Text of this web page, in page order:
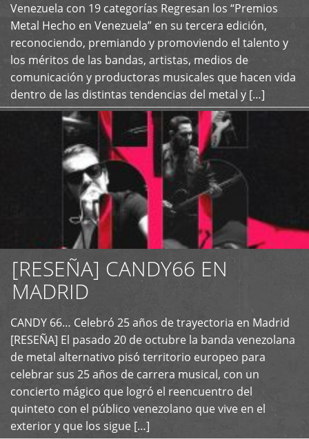
Venezuela con 19 categorías Regresan los “Premios
Metal Hecho en Venezuela” en su tercera edición,
reconociendo, premiando y promoviendo el talento y
los méritos de las bandas, artistas, medios de
comunicación y productoras musicales que hacen vida
dentro de las distintas tendencias del metal y […]
+
[RESEÑA] CANDY66 EN
MADRID
CANDY 66… Celebró 25 años de trayectoria en Madrid
[RESEÑA] El pasado 20 de octubre la banda venezolana
de metal alternativo pisó territorio europeo para
celebrar sus 25 años de carrera musical, con un
concierto mágico que logró el reencuentro del
quinteto con el público venezolano que vive en el
exterior y que los sigue […]
+